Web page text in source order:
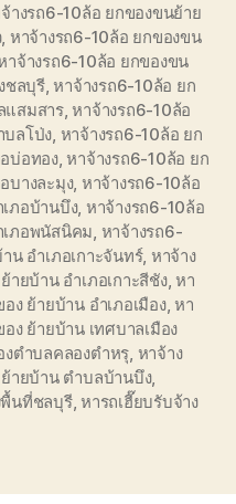
างรถ6-10ล้อ ยกของขนย้าย
, หาจ้างรถ6-10ล้อ ยกของขน
าจ้างรถ6-10ล้อ ยกของขน
ชลบุรี,หาจ้างรถ6-10ล้อ ยก
แสมสาร,หาจ้างรถ6-10ล้อ
บลโป่ง, หาจ้างรถ6-10ล้อ ยก
บ่อทอง,หาจ้างรถ6-10ล้อ ยก
บางละมุง, หาจ้างรถ6-10ล้อ
ภอบ้านบึง, หาจ้างรถ6-10ล้อ
เภอพนัสนิคม, หาจ้างรถ6-
น อำเภอเกาะจันทร์, หาจ้าง
ยบ้าน อำเภอเกาะสีชัง,หา
ง ย้ายบ้าน อำเภอเมือง,หา
ง ย้ายบ้าน เทศบาลเมือง
ตำบลคลองตำหรุ, หาจ้าง
ายบ้าน ตำบลบ้านบึง,
พื้นที่ชลบุรี,หารถเฮี๊ยบรับจ้าง